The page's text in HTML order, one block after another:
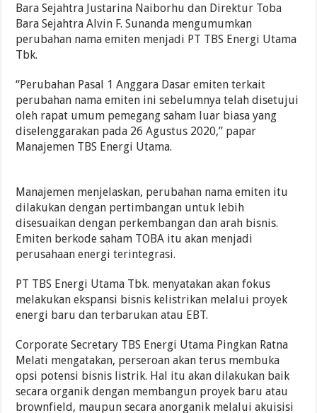
Bara Sejahtra Justarina Naiborhu dan Direktur Toba
Bara Sejahtra Alvin F. Sunanda mengumumkan
perubahan nama emiten menjadi PT TBS Energi Utama
Tbk.
“Perubahan Pasal 1 Anggara Dasar emiten terkait
perubahan nama emiten ini sebelumnya telah disetujui
oleh rapat umum pemegang saham luar biasa yang
diselenggarakan pada 26 Agustus 2020,” papar
Manajemen TBS Energi Utama.
Manajemen menjelaskan, perubahan nama emiten itu
dilakukan dengan pertimbangan untuk lebih
disesuaikan dengan perkembangan dan arah bisnis.
Emiten berkode saham TOBA itu akan menjadi
perusahaan energi terintegrasi.
PT TBS Energi Utama Tbk. menyatakan akan fokus
melakukan ekspansi bisnis kelistrikan melalui proyek
energi baru dan terbarukan atau EBT.
Corporate Secretary TBS Energi Utama Pingkan Ratna
Melati mengatakan, perseroan akan terus membuka
opsi potensi bisnis listrik. Hal itu akan dilakukan baik
secara organik dengan membangun proyek baru atau
brownfield, maupun secara anorganik melalui akuisisi